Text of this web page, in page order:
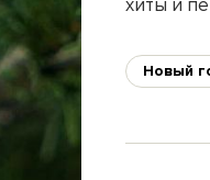
хиты и
Новый